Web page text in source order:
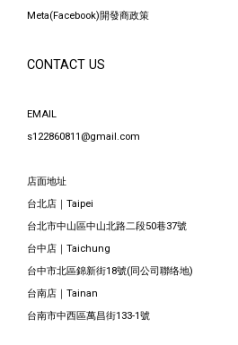
Meta(Facebook)開發商政策
CONTACT US
EMAIL
s122860811@gmail.com
店面地址
台北店｜Taipei
台北市中山區中山北路二段50巷37號
台中店｜Taichung
台中市北區錦新街18號(同公司聯络地)
台南店｜Tainan
台南市中西區萬昌街133-1號